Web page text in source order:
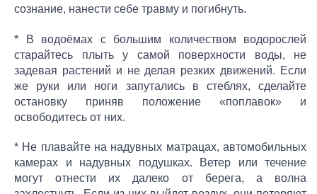
сознание, нанести себе травму и погибнуть.
* В водоёмах с большим количеством водорослей
старайтесь плыть у самой поверхности воды, не
задевая растений и не делая резких движений. Если
же руки или ноги запутались в стеблях, сделайте
остановку приняв положение «поплавок» и
освободитесь от них.
* Не плавайте на надувных матрацах, автомобильных
камерах и надувных подушках. Ветер или течение
могут отнести их далеко от берега, а волна